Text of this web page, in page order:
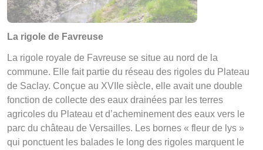
La rigole de Favreuse
La rigole royale de Favreuse se situe au nord de la
commune. Elle fait partie du réseau des rigoles du Plateau
de Saclay. Conçue au XVIIe siècle, elle avait une double
fonction de collecte des eaux drainées par les terres
agricoles du Plateau et d’acheminement des eaux vers le
parc du château de Versailles. Les bornes « fleur de lys »
qui ponctuent les balades le long des rigoles marquent le